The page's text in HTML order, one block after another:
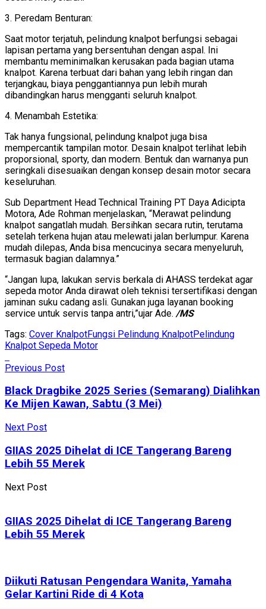
3. Peredam Benturan:
Saat motor terjatuh, pelindung knalpot berfungsi sebagai
lapisan pertama yang bersentuhan dengan aspal. Ini
membantu meminimalkan kerusakan pada bagian utama
knalpot. Karena terbuat dari bahan yang lebih ringan dan
terjangkau, biaya penggantiannya pun lebih murah
dibandingkan harus mengganti seluruh knalpot.
4. Menambah Estetika:
Tak hanya fungsional, pelindung knalpot juga bisa
mempercantik tampilan motor. Desain knalpot terlihat lebih
proporsional, sporty, dan modern. Bentuk dan warnanya pun
seringkali disesuaikan dengan konsep desain motor secara
keseluruhan.
Sub Department Head Technical Training PT Daya Adicipta
Motora, Ade Rohman menjelaskan, “Merawat pelindung
knalpot sangatlah mudah. Bersihkan secara rutin, terutama
setelah terkena hujan atau melewati jalan berlumpur. Karena
mudah dilepas, Anda bisa mencucinya secara menyeluruh,
termasuk bagian dalamnya.”
“Jangan lupa, lakukan servis berkala di AHASS terdekat agar
sepeda motor Anda dirawat oleh teknisi tersertifikasi dengan
jaminan suku cadang asli. Gunakan juga layanan booking
service untuk servis tanpa antri,”ujar Ade. /MS
Tags: Cover KnalpotFungsi Pelindung KnalpotPelindung
Knalpot Sepeda Motor
Previous Post
Black Dragbike 2025 Series (Semarang) Dialihkan
Ke Mijen Kawan, Sabtu (3 Mei)
Next Post
GIIAS 2025 Dihelat di ICE Tangerang Bareng
Lebih 55 Merek
Next Post
GIIAS 2025 Dihelat di ICE Tangerang Bareng
Lebih 55 Merek
Diikuti Ratusan Pengendara Wanita, Yamaha
Gelar Kartini Ride di 4 Kota